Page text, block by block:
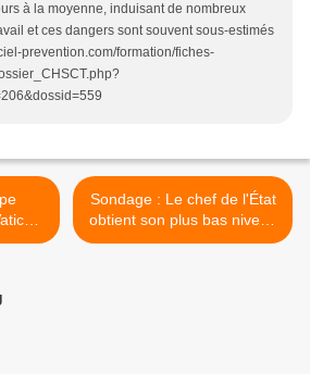
à la moyenne, induisant de nombreux
et ces dangers sont souvent sous-estimés
prevention.com/formation/fiches-
Sondage : Le chef de l'État
obtient son plus bas niveau
depuis son élection (14%) >